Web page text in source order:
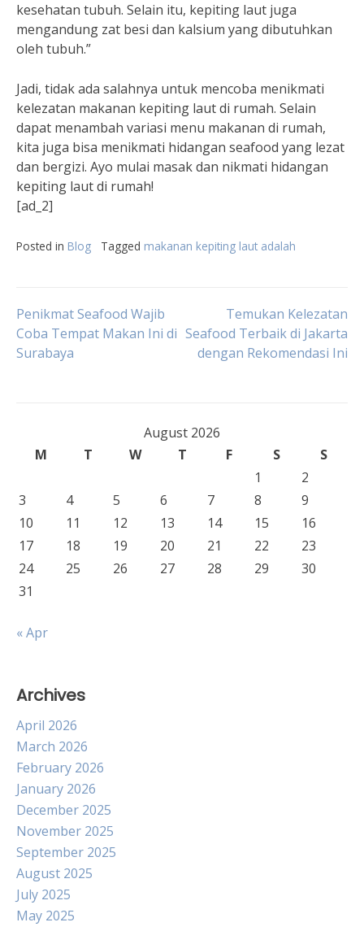
kesehatan tubuh. Selain itu, kepiting laut juga
mengandung zat besi dan kalsium yang dibutuhkan
oleh tubuh.”
Jadi, tidak ada salahnya untuk mencoba menikmati
kelezatan makanan kepiting laut di rumah. Selain
dapat menambah variasi menu makanan di rumah,
kita juga bisa menikmati hidangan seafood yang lezat
dan bergizi. Ayo mulai masak dan nikmati hidangan
kepiting laut di rumah!
[ad_2]
Posted in Blog Tagged makanan kepiting laut adalah
Post
navigation
Penikmat Seafood Wajib
Coba Tempat Makan Ini di
Surabaya
Temukan Kelezatan
Seafood Terbaik di Jakarta
dengan Rekomendasi Ini
August 2026
M
T W T F S
S
1
2
3
4 5 6 7 8
9
10
11 12 13 14 15
16
17
18 19 20 21 22
23
24
25 26 27 28 29
30
31
« Apr
Archives
April 2026
March 2026
February 2026
January 2026
December 2025
November 2025
September 2025
August 2025
July 2025
May 2025